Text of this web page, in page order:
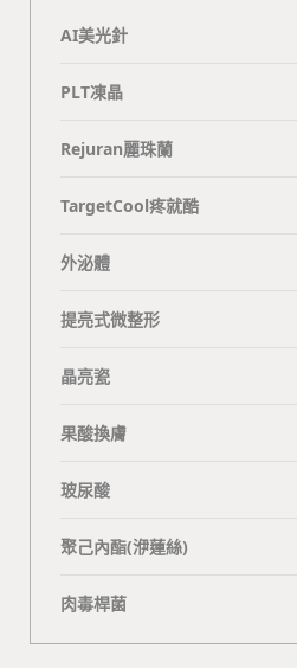
AI美光針
PLT凍晶
Rejuran麗珠蘭
TargetCool疼就酷
外泌體
提亮式微整形
晶亮瓷
果酸換膚
玻尿酸
聚己內酯(洢蓮絲)
肉毒桿菌